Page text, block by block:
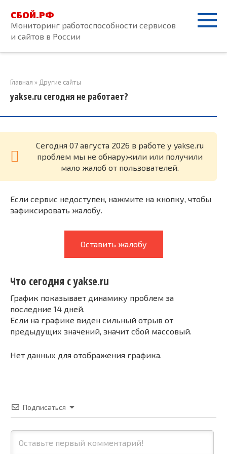
контенту
СБОЙ.РФ
Мониторинг работоспособности сервисов
и сайтов в России
Главная » Другие сайты
yakse.ru сегодня не работает?
Cегодня 07 августа 2026 в работе у yakse.ru
проблем мы не обнаружили или получили
мало жалоб от пользователей.
Если сервис недоступен, нажмите на кнопку, чтобы
зафиксировать жалобу.
Оставить жалобу
Что сегодня с yakse.ru
График показывает динамику проблем за
последние 14 дней.
Если на графике виден сильный отрыв от
предыдущих значений, значит сбой массовый.
Нет данных для отображения графика.
Подписаться